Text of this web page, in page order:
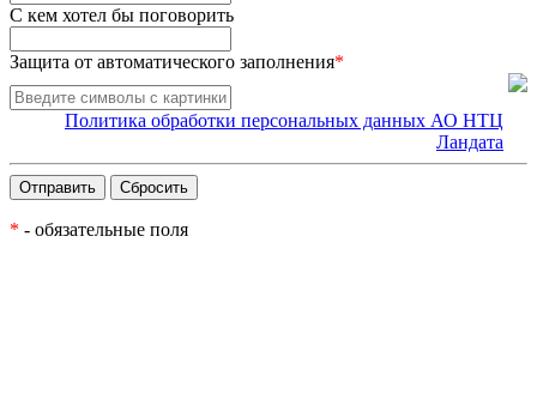
С кем хотел бы поговорить
Защита от автоматического заполнения*
Политика обработки персональных данных АО НТЦ
Ландата
* - обязательные поля